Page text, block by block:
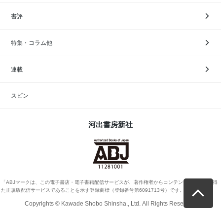
書評
特集・コラム他
連載
スピン
河出書房新社
「ABJマークは、この電子書店・電子書籍配信サービスが、著作権者からコンテンツ使用許諾を得
た正規版配信サービスであることを示す登録商標（登録番号第6091713号）です。」
Copyrights © Kawade Shobo Shinsha., Ltd. All Rights Reserved.